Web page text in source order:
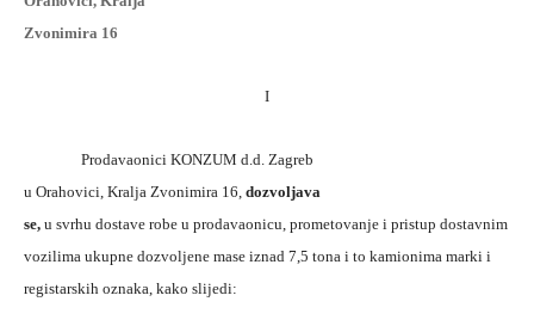
Zvonimira 16
I
Prodavaonici KONZUM d.d. Zagreb
u Orahovici, Kralja Zvonimira 16, dozvoljava
se, u svrhu dostave robe u prodavaonicu, prometovanje i pristup dostavnim
vozilima ukupne dozvoljene mase iznad 7,5 tona i to kamionima marki i
registarskih oznaka, kako slijedi: